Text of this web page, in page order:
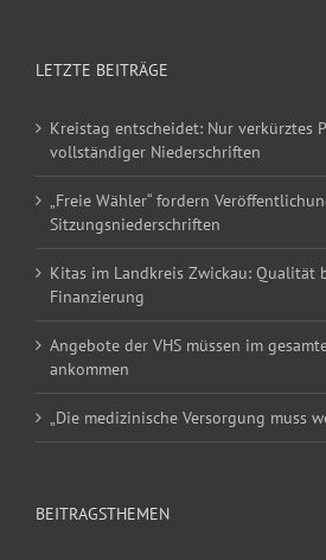
LETZTE BEITRÄGE
Kreistag entscheidet: Nur verkürztes
vollständiger Niederschriften
„Freie Wähler“ fordern
Sitzungsniederschriften
Kitas im Landkreis Zwickau: Qualität
Finanzierung
Angebote der VHS müssen im
ankommen
„Die medizinische Versorgung muss
BEITRAGSTHEMEN